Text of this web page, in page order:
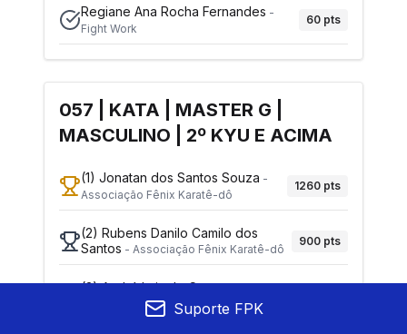
Regiane Ana Rocha Fernandes -
Fight Work
60 pts
057 | KATA | MASTER G |
MASCULINO | 2º KYU E ACIMA
(1) Jonatan dos Santos Souza -
Associação Fênix Karatê-dô
1260 pts
(2) Rubens Danilo Camilo dos
Santos - Associação Fênix Karatê-dô
900 pts
(3)André Luis do Carmo
Associação Carmo KanSuporte FPK